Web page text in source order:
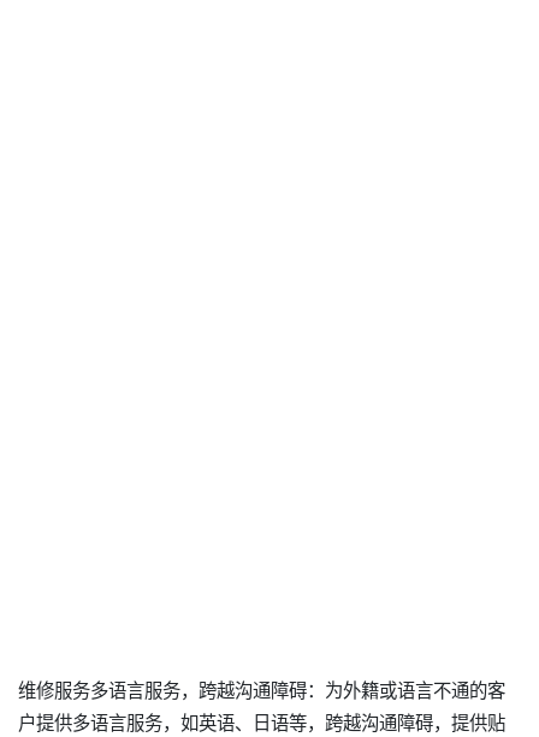
维修服务多语言服务，跨越沟通障碍：为外籍或语言不通的客
户提供多语言服务，如英语、日语等，跨越沟通障碍，提供贴